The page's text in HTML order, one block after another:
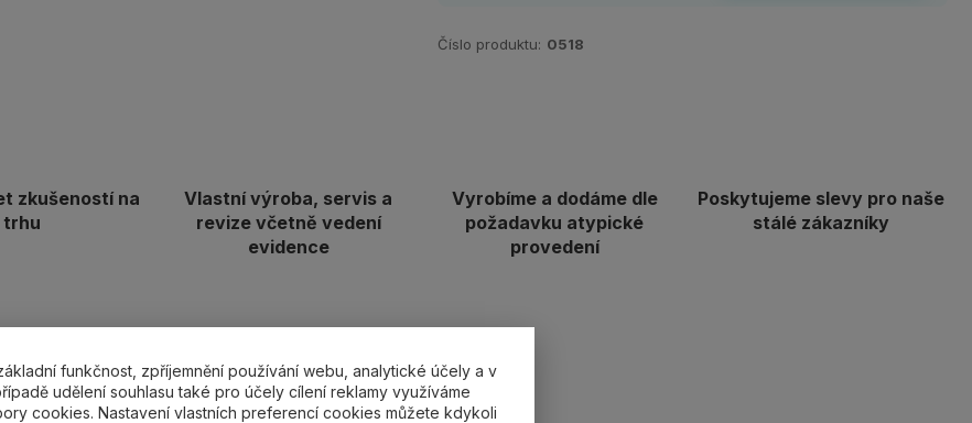
Číslo produktu: 0518
zkušeností na
trhu
Vlastní výroba, servis a
revize včetně vedení
evidence
Vyrobíme a dodáme dle
požadavku atypické
provedení
Poskytujeme slevy pro naše
stálé zákazníky
specifikace
funkčnost, zpříjemnění používání webu, analytické účely a v
udělení souhlasu také pro účely cílení reklamy využíváme
cookies. Nastavení vlastních preferencí cookies můžete kdykoli